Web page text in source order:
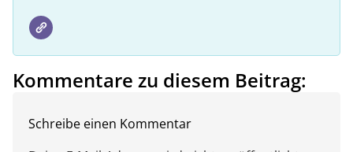
Kommentare zu diesem Beitrag:
Schreibe einen Kommentar